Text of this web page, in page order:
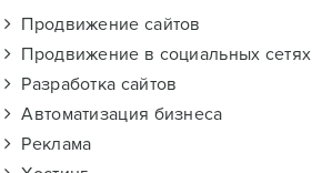
Продвижение сайтов
Продвижение в социальных сетях
Разработка сайтов
Автоматизация бизнеса
Реклама